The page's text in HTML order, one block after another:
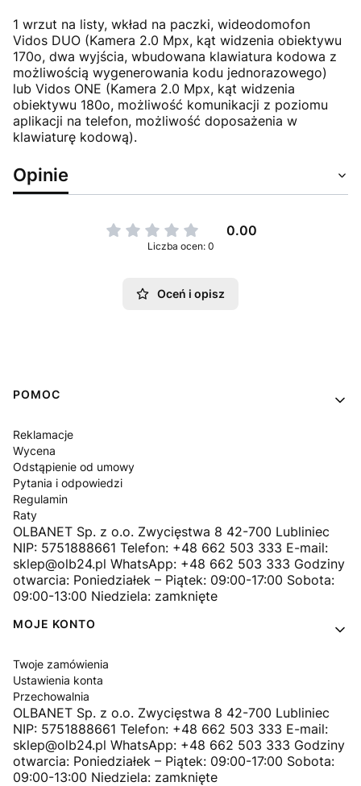
1 wrzut na listy, wkład na paczki, wideodomofon
Vidos DUO (Kamera 2.0 Mpx, kąt widzenia obiektywu
170o, dwa wyjścia, wbudowana klawiatura kodowa z
możliwością wygenerowania kodu jednorazowego)
lub Vidos ONE (Kamera 2.0 Mpx, kąt widzenia
obiektywu 180o, możliwość komunikacji z poziomu
aplikacji na telefon, możliwość doposażenia w
klawiaturę kodową).
Opinie
0.00
Liczba ocen: 0
Oceń i opisz
Linki w stopce
POMOC
Reklamacje
Wycena
Odstąpienie od umowy
Pytania i odpowiedzi
Regulamin
Raty
OLBANET Sp. z o.o. Zwycięstwa 8 42-700 Lubliniec
NIP: 5751888661 Telefon: +48 662 503 333 E-mail:
sklep@olb24.pl WhatsApp: +48 662 503 333 Godziny
otwarcia: Poniedziałek – Piątek: 09:00-17:00 Sobota:
09:00-13:00 Niedziela: zamknięte
MOJE KONTO
Twoje zamówienia
Ustawienia konta
Przechowalnia
OLBANET Sp. z o.o. Zwycięstwa 8 42-700 Lubliniec
NIP: 5751888661 Telefon: +48 662 503 333 E-mail:
sklep@olb24.pl WhatsApp: +48 662 503 333 Godziny
otwarcia: Poniedziałek – Piątek: 09:00-17:00 Sobota:
09:00-13:00 Niedziela: zamknięte